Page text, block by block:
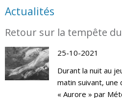
Actualités
Retour sur la tempête
25-10-2021
Durant la nuit au
matin suivant, une
« Aurore » par